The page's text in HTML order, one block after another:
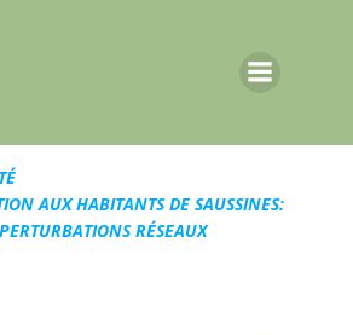
AUX HABITANTS DE SAUSSINES:
PERTURBATIONS RÉSEAUX